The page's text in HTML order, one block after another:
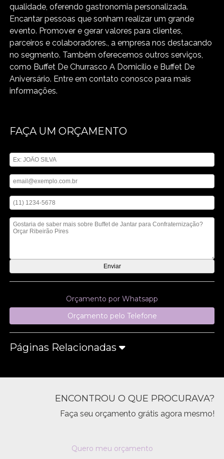
qualidade, oferendo gastronomia personalizada.
Encantar pessoas que sonham realizar um grande
evento. Promover e gerar valores para clientes,
parceiros e colaboradores., a empresa nos destacando
no segmento. Também oferecemos outros serviços,
como Buffet De Churrasco A Domicilio e Buffet De
Aniversário. Entre em contato conosco para mais
informações.
FAÇA UM ORÇAMENTO
Orçamento por Whatsapp
Orçamento pelo Telefone
Páginas Relacionadas
ENCONTROU O QUE PROCURAVA?
Faça seu orçamento grátis agora mesmo!
Quero meu orçamento